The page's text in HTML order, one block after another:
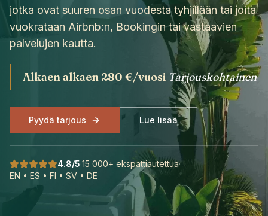
jotka ovat suuren osan vuodesta tyhjillään tai joita
vuokrataan Airbnb:n, Bookingin tai vastaavien
palvelujen kautta.
Alkaenalkaen 280 €/vuosi Tarjouskohtainen
Pyydä tarjous Lue lisää
4.8/5·15 000+ ekspatti­autettua·
EN • ES • FI • SV • DE